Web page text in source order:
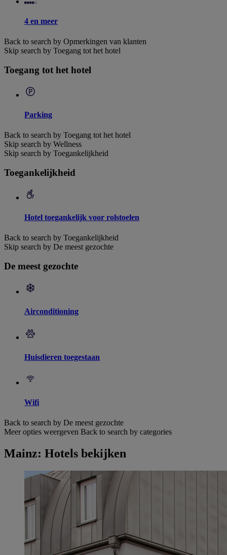
4 en meer
Back to search by Opmerkingen van klanten
Skip search by Toegang tot het hotel
Toegang tot het hotel
Parking
Back to search by Toegang tot het hotel
Skip search by Wellness
Skip search by Toegankelijkheid
Toegankelijkheid
Hotel toegankelijk voor rolstoelen
Back to search by Toegankelijkheid
Skip search by De meest gezochte
De meest gezochte
Airconditioning
Huisdieren toegestaan
Wifi
Back to search by De meest gezochte
Meer opties weergeven Back to search by categories
Mainz: Hotels bekijken